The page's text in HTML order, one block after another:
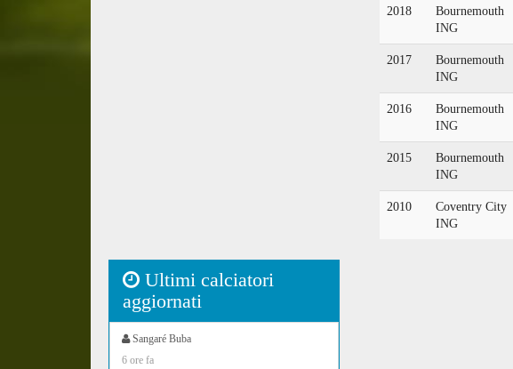
Ultimi calciatori
aggiornati
Sangaré Buba
6 ore fa
2018
Bournemouth
ING
2017
Bournemouth
ING
2016
Bournemouth
ING
2015
Bournemouth
ING
2010
Coventry City
ING